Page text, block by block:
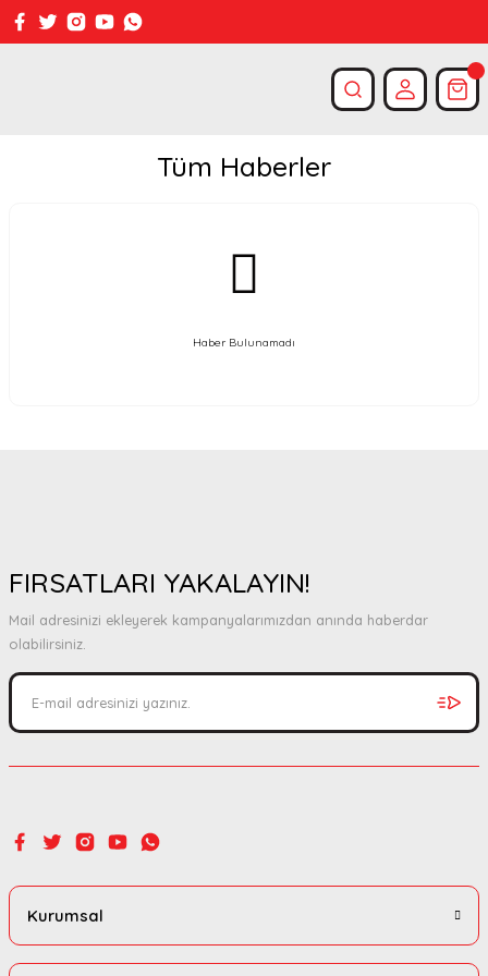
Tüm Haberler
Haber Bulunamadı
FIRSATLARI YAKALAYIN!
Mail adresinizi ekleyerek kampanyalarımızdan anında haberdar
olabilirsiniz.
Kurumsal